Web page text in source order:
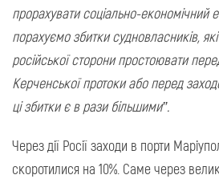
прорахувати соціально-
порахуємо збитки судновласників,
російської сторони простоювати
Керченської протоки або перед
ці збитки є в рази більшими”.
Через дії Росії заходи в порти
скоротилися на 10%. Саме через